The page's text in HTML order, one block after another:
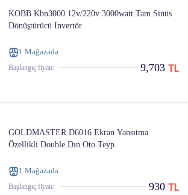
KOBB Kbn3000 12v/220v 3000watt Tam Sinüs
Dönüştürücü Invertör
1 Mağazada
Başlangıç ​​fiyatı: 9,703
GOLDMASTER D6016 Ekran Yansıtma
Özellikli Double Dın Oto Teyp
1 Mağazada
Başlangıç ​​fiyatı: 930